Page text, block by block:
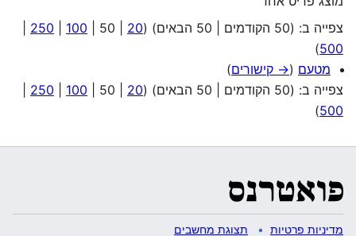
צפייה ב: (50 הקודמים 50 הבאים ) (
20
50
100
250
500
)
מטעם (→ קישורים)
צפייה ב: (50 הקודמים 50 הבאים ) (
20
50
100
250
500
)
מדיניות פרטיות תצוגת מחשבים